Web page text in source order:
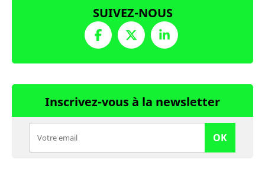
SUIVEZ-NOUS
Inscrivez-vous à la newsletter
OK